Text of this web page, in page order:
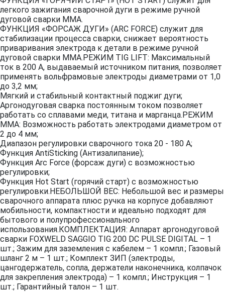
легкого зажигания сварочной дуги в режиме ручной
дуговой сварки ММА.
ФУНКЦИЯ «ФОРСАЖ ДУГИ» (ARC FORCE) служит для
стабилизации процесса сварки, снижает вероятность
приваривания электрода к детали в режиме ручной
дуговой сварки ММА.РЕЖИМ TIG LIFT: Максимальный
ток в 200 А, выдаваемый источником питания, позволяет
применять вольфрамовые электроды диаметрами от 1,0
до 3,2 мм;
Мягкий и стабильный контактный поджиг дуги;
Аргонодуговая сварка постоянным током позволяет
работать со сплавами меди, титана и марганца.РЕЖИМ
MMA: Возможность работать электродами диаметром от
2 до 4 мм;
Диапазон регулировки сварочного тока 20 - 180 А;
Функция AntiSticking (Антизалипание);
Функция Arc Force (форсаж дуги) с возможностью
регулировки;
Функция Hot Start (горячий старт) с возможностью
регулировки.НЕБОЛЬШОЙ ВЕС: Небольшой вес и размеры
сварочного аппарата плюс ручка на корпусе добавляют
мобильности, компактности и идеально подходят для
бытового и полупрофессионального
использования.КОМПЛЕКТАЦИЯ: Аппарат аргонодуговой
сварки FOXWELD SAGGIO TIG 200 DC PULSE DIGITAL – 1
шт.; Зажим для заземления с кабелем – 1 компл.; Газовый
шланг 2 м – 1 шт.; Комплект ЗИП (электроды,
цангодержатель, сопла, держатели наконечника, колпачок
для закрепления электрода) – 1 компл.; Инструкция – 1
шт.; Гарантийный талон – 1 шт.